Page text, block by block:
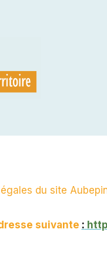
du site
suivante :